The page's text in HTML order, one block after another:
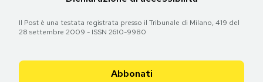
Il Post è una testata registrata presso il Tribunale di Milano, 419 del
28 settembre 2009 - ISSN 2610-9980
Abbonati